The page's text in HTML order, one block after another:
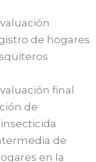
de hogares
final
de
de
en la